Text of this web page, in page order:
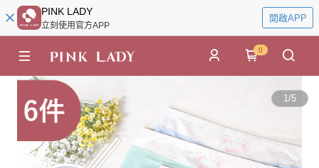
PINK LADY
立刻使用官方APP
開啟APP
0
1/5